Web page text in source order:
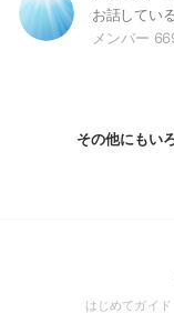
メンバー
その他にもい
はじめてガイド